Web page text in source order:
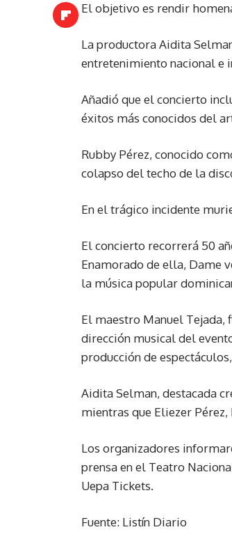
El objetivo es rendir
La productora Aidita
entretenimiento nacional e
Añadió que el concierto
éxitos más conocidos del
Rubby Pérez, conocido
colapso del techo de la
En el trágico incidente
El concierto recorrerá 50
Enamorado de ella, Dame
la música popular
El maestro Manuel Tejada,
dirección musical del
producción de
Aidita Selman, destacada
mientras que Eliezer
Los organizadores
prensa en el Teatro
Uepa Tickets.
Fuente: Listín Diario